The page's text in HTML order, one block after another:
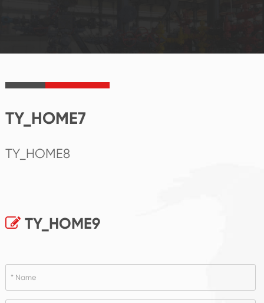
TY_HOME7
TY_HOME8
TY_HOME9